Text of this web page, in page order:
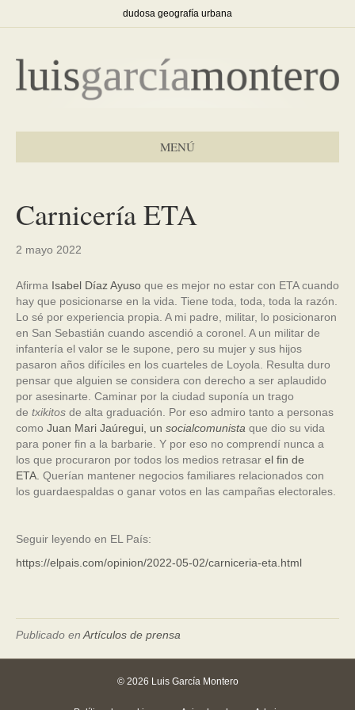
dudosa geografía urbana
MENÚ
Carnicería ETA
2 mayo 2022
Afirma Isabel Díaz Ayuso que es mejor no estar con ETA cuando
hay que posicionarse en la vida. Tiene toda, toda, toda la razón.
Lo sé por experiencia propia. A mi padre, militar, lo posicionaron
en San Sebastián cuando ascendió a coronel. A un militar de
infantería el valor se le supone, pero su mujer y sus hijos
pasaron años difíciles en los cuarteles de Loyola. Resulta duro
pensar que alguien se considera con derecho a ser aplaudido
por asesinarte. Caminar por la ciudad suponía un trago
de txikitos de alta graduación. Por eso admiro tanto a personas
como Juan Mari Jaúregui, un socialcomunista que dio su vida
para poner fin a la barbarie. Y por eso no comprendí nunca a
los que procuraron por todos los medios retrasar el fin de
ETA. Querían mantener negocios familiares relacionados con
los guardaespaldas o ganar votos en las campañas electorales.
Seguir leyendo en EL País:
https://elpais.com/opinion/2022-05-02/carniceria-eta.html
Publicado en Artículos de prensa
© 2026 Luis García Montero